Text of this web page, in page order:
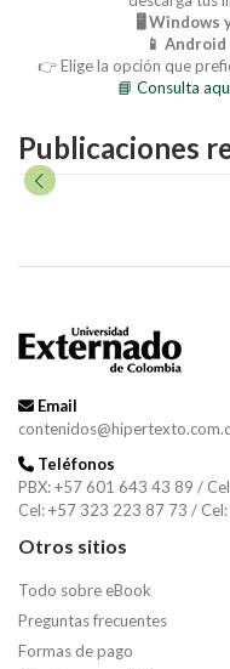
🖥️ Windows
📱 Android
👉 Elige la opción que
📘 Consulta
Publicaciones
Email
Teléfonos
PBX: +57 601 643 43 89 /
Cel: +57 323 223 87 73 /
Otros sitios
Todo sobre eBook
Preguntas frecuentes
Formas de pago